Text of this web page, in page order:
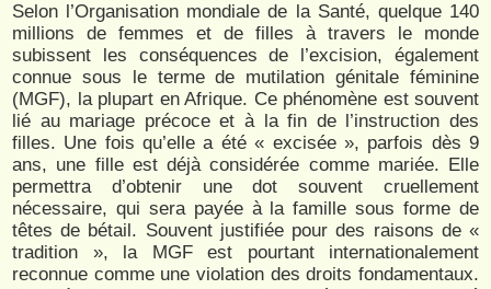
Selon l’Organisation mondiale de la Santé, quelque 140
millions de femmes et de filles à travers le monde
subissent les conséquences de l’excision, également
connue sous le terme de mutilation génitale féminine
(MGF), la plupart en Afrique. Ce phénomène est souvent
lié au mariage précoce et à la fin de l’instruction des
filles. Une fois qu’elle a été « excisée », parfois dès 9
ans, une fille est déjà considérée comme mariée. Elle
permettra d’obtenir une dot souvent cruellement
nécessaire, qui sera payée à la famille sous forme de
têtes de bétail. Souvent justifiée pour des raisons de «
tradition », la MGF est pourtant internationalement
reconnue comme une violation des droits fondamentaux.